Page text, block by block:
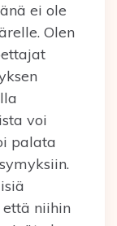
ei ole
Olen
voi
palata
että niihin